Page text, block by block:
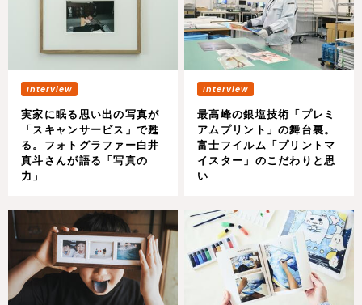
実家に眠る思い出の写真が
「スキャンサービス」で甦
る。フォトグラファー白井
真斗さんが語る「写真の
力」
最高峰の銀塩技術「プレミ
アムプリント」の舞台裏。
富士フイルム「プリントマ
イスター」のこだわりと思
い